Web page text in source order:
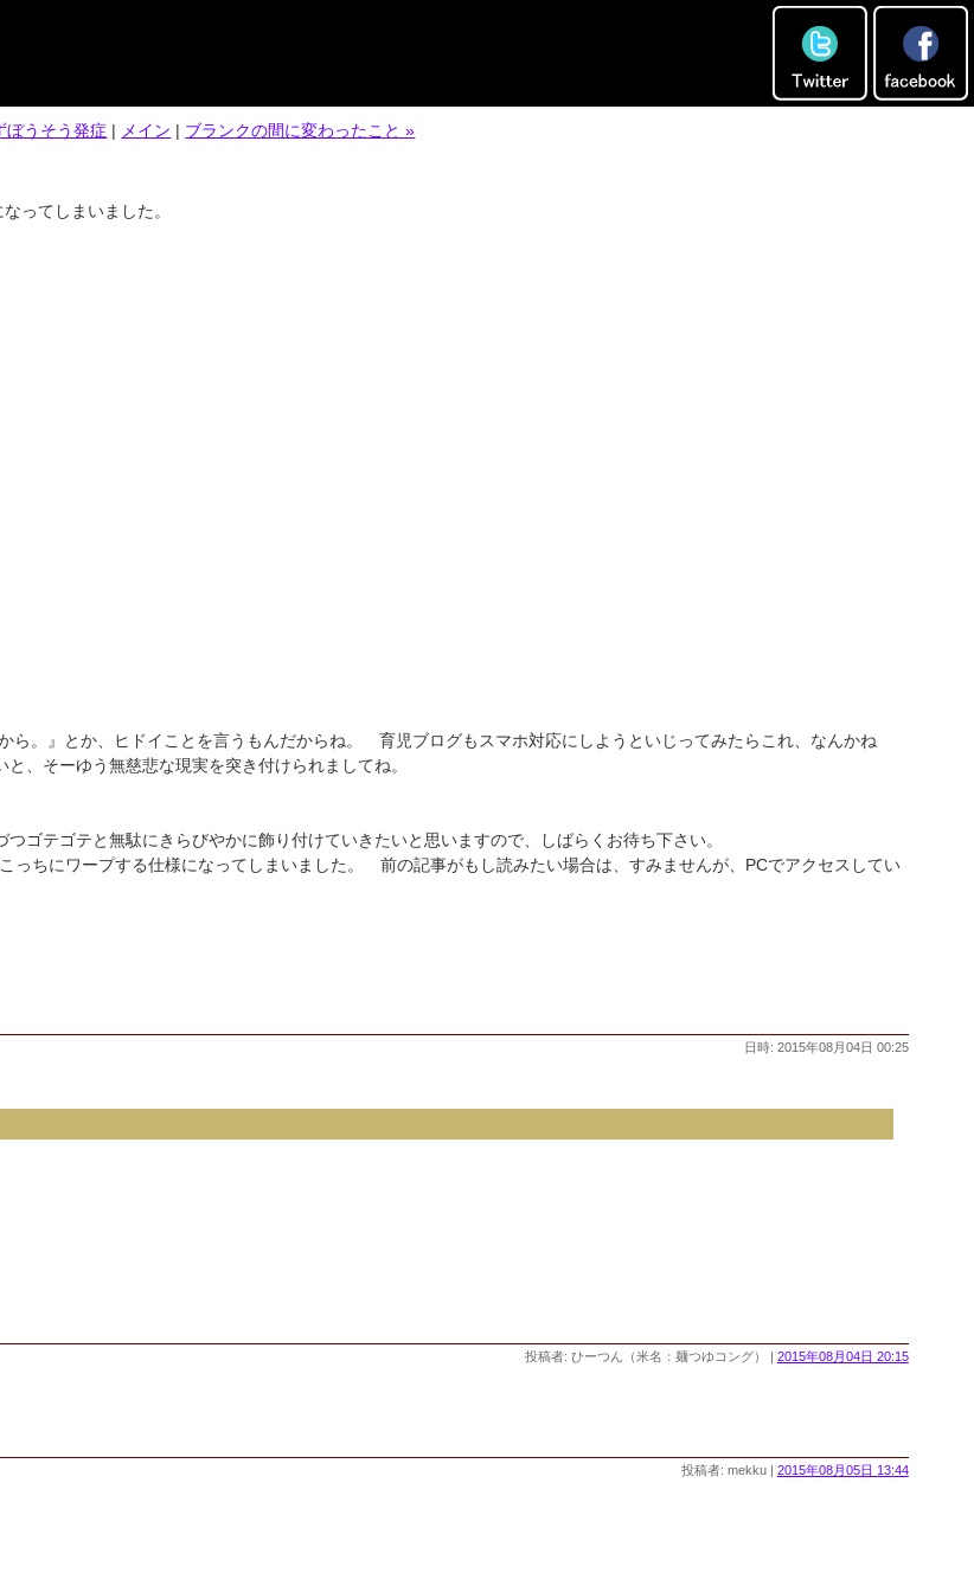
ぼうそう発症 | メイン | ブランクの間に変わったこと »
ってしまいました。
ら。』とか、ヒドイことを言うもんだからね。 育児ブログもスマホ対応にしようといじってみたらこれ、なんかね
、そーゆう無慈悲な現実を突き付けられましてね。
ゴテゴテと無駄にきらびやかに飾り付けていきたいと思いますので、しばらくお待ち下さい。
っちにワープする仕様になってしまいました。 前の記事がもし読みたい場合は、すみませんが、PCでアクセスしてい
日時: 2015年08月04日 00:25
投稿者: ひーつん（米名：麺つゆコング） | 2015年08月04日 20:15
投稿者: mekku | 2015年08月05日 13:44